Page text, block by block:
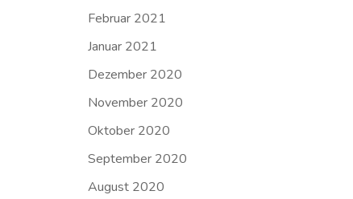
Februar 2021
Januar 2021
Dezember 2020
November 2020
Oktober 2020
September 2020
August 2020